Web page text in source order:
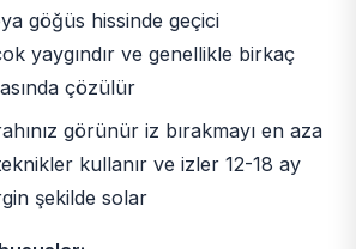
göğüs hissinde geçici
yaygındır ve genellikle birkaç
çözülür
görünür iz bırakmayı en aza
kullanır ve izler 12-18 ay
şekilde solar